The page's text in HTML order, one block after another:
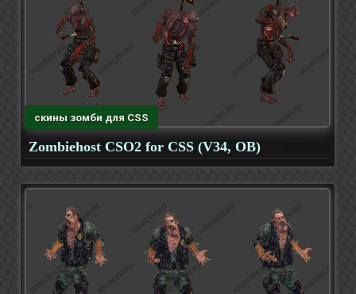
скины зомби для CSS
Zombiehost CSO2 for CSS (V34, OB)